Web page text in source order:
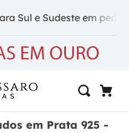
Sul e Sudeste em
em Prata 925 -